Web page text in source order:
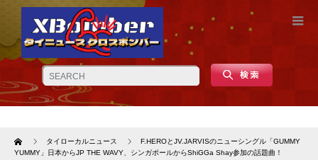
Home タイローカルニュース
F.HEROとJV.JARVISのニューシングル「GUMMY
YUMMY」日本からJP THE WAVY、シンガポールからShiGGa Shay参加の話題曲！